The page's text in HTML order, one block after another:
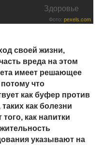
Здоровье
Фото: pexels.com
своей жизни,
вреда на этом
имеет решающее
что
как буфер против
как болезни
как напитки
указывают на